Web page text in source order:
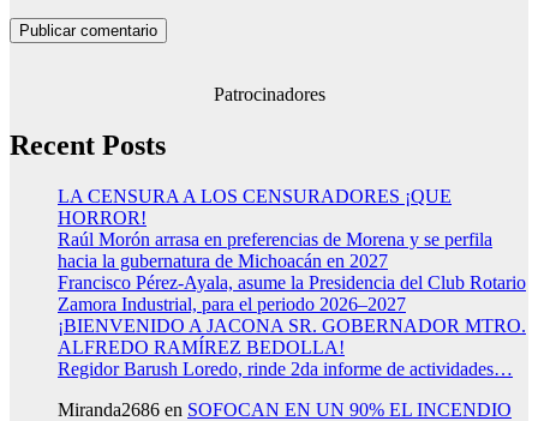
Patrocinadores
Recent Posts
LA CENSURA A LOS CENSURADORES ¡QUE
HORROR!
Raúl Morón arrasa en preferencias de Morena y se perfila
hacia la gubernatura de Michoacán en 2027
Francisco Pérez-Ayala, asume la Presidencia del Club Rotario
Zamora Industrial, para el periodo 2026–2027
¡BIENVENIDO A JACONA SR. GOBERNADOR MTRO.
ALFREDO RAMÍREZ BEDOLLA!
Regidor Barush Loredo, rinde 2da informe de actividades…
Miranda2686 en SOFOCAN EN UN 90% EL INCENDIO